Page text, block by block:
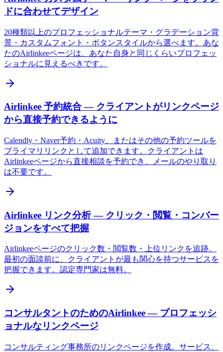
ドに合わせてデザイン
20種類以上のプロフェッショナルテーマ・グラデーション背
景・カスタムフォント・ボタンスタイルから選べます。あな
たのAirlinkeeページは、あなた自身と同じくらいプロフェッ
ショナルに見えるべきです。
Airlinkee 予約統合 — クライアントがリンクページ
から直接予約できるように
Calendly・Naver予約・Acuity、またはその他の予約ツールを
プライマリリンクとして追加できます。クライアントは
Airlinkeeページから直接相談を予約でき、メールのやり取り
は不要です。
Airlinkee リンク分析 — クリック・閲覧・コンバー
ジョンをすべて把握
Airlinkeeページのクリック数・閲覧数・上位リンクを追跡。
最初の面談前に、クライアントが最も関心を持つサービスを
把握できます。認定専門家は無料。
コンサルタントのためのAirlinkee — プロフェッシ
ョナルなリンクページ
コンサルティング事務所のリンクページを作成。サービス、